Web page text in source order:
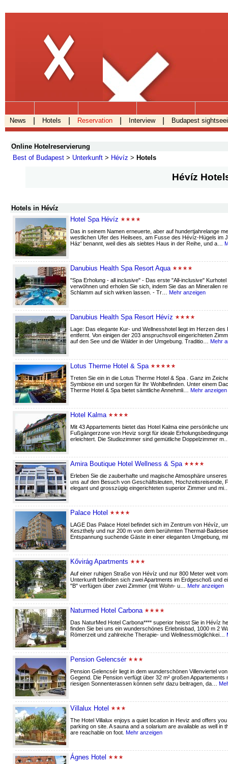
.
News Hotels Reservation Interview Budapest
Online Hotelreservierung
Best of Budapest > Unterkunft > Hévíz > Hotels
Hévíz
Hotels in Hévíz
Hotel Spa Hévíz
Das in seinem Namen erneuerte, aber auf hundertjahrelange
westlichen Ufer des Heilsees, am Fusse des Hévíz-Hügels
Ház' benannt, weil dies als siebtes Haus in der Reihe, und a…
Danubius Health Spa Resort Aqua
"Spa Erholung - all inclusive" - Das erste "All-inclusive"
verwöhnen und erholen Sie sich, indem Sie das an Mineralien
Schlamm auf sich wirken lassen. - Tr… Mehr anzeigen
Danubius Health Spa Resort Hévíz
Lage: Das elegante Kur- und Wellnesshotel liegt im Herzen
entfernt. Von einigen der 203 anspruchsvoll eingerichteten
auf den See und die Wälder in der Umgebung. Traditio… Mehr
Lotus Therme Hotel & Spa
Treten Sie ein in die Lotus Therme Hotel & Spa . Ganz im
Symbiose ein und sorgen für Ihr Wohlbefinden. Unter einem
Therme Hotel & Spa bietet sämtliche Annehmli… Mehr anzeigen
Hotel Kalma
Mit 43 Appartements bietet das Hotel Kalma eine persönliche
Fußgängerzone von Heviz sorgt für ideale
erleichtert. Die Studiozimmer sind gemütliche Doppelzimmer
Amira Boutique Hotel Wellness & Spa
Erleben Sie die zauberhafte und magische Atmosphäre
uns auf den Besuch von Geschäftsleuten, Hochzeitsreisende,
elegant und grosszügig eingerichteten superior Zimmer und
Palace Hotel
LAGE Das Palace Hotel befindet sich im Zentrum von Hévíz,
Keszthely und nur 200 m von dem berühmten Thermal-
Entspannung suchende Gäste in einer eleganten Umgebung,
Kővirág Apartments
Auf einer ruhigen Straße von Hévíz und nur 800 Meter weit
Unterkunft befinden sich zwei Apartments im Erdgeschoß und
"B" verfügen über zwei Zimmer (mit Wohn- u… Mehr anzeigen
Naturmed Hotel Carbona
Das NaturMed Hotel Carbona**** superior heisst Sie in Hévíz
finden Sie bei uns ein wunderschönes Erlebnisbad, 1000 m 2
Römerzeit und zahlreiche Therapie- und Wellnessmöglichkei…
Pension Gelencsér
Pension Gelencsér liegt in dem wunderschönen Villenviertel
Gegend. Die Pension verfügt über 32 m² großen
riesigen Sonnenterassen können sehr dazu beitragen, da…
Villalux Hotel
The Hotel Villalux enjoys a quiet location in Heviz and offers
parking on site. A sauna and a solarium are available as well
are reachable on foot. Mehr anzeigen
Ágnes Hotel